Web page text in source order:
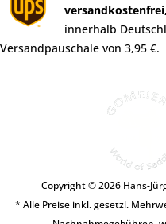
versandkostenfrei,
innerhalb
Versandpauschale von 3,95 €.
Copyright © 2026 Hans-
* Alle Preise inkl. gesetzl.